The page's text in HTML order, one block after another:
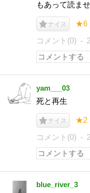
もあって読ま
ナイス ★6
コメント(0)
yam___03
死と再生
ナイス ★2
コメント(0)
blue_river_3